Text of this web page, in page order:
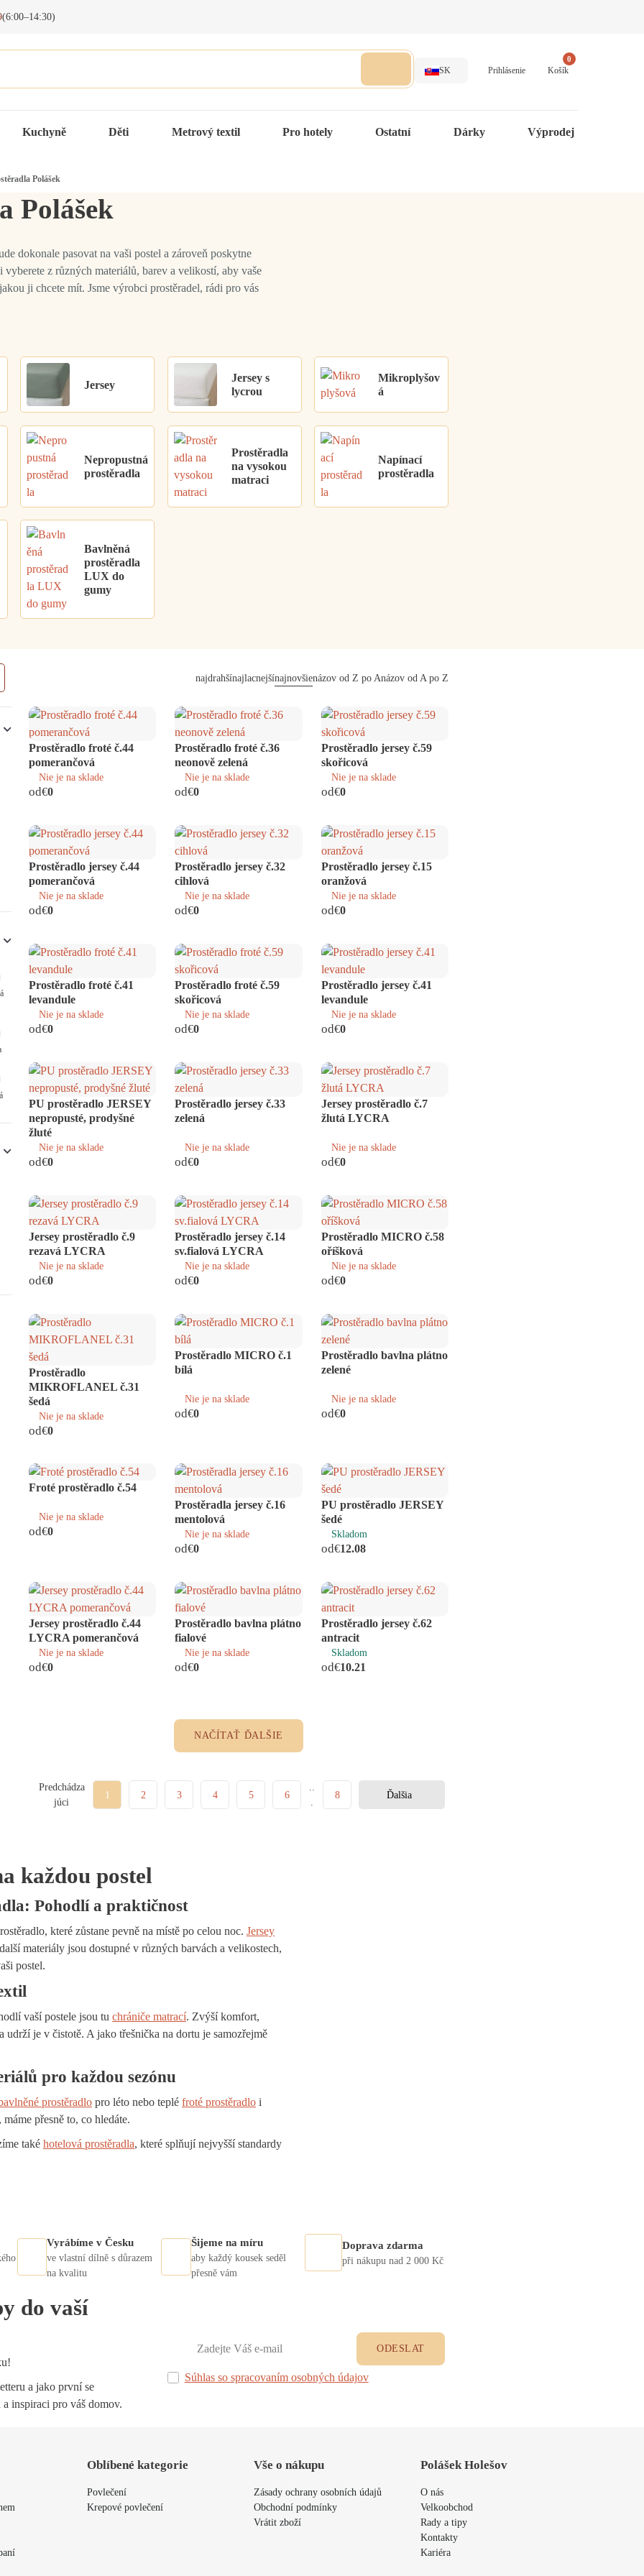
(6:00–14:30)
SK Prihlásenie
0
Košík
Kuchyně Děti Metrový textil Pro hotely Ostatní Dárky Výprodej
Polášek
Polášek
dokonale pasovat na vaši postel a zároveň poskytne
z různých materiálů, barev a velikostí, aby vaše
ji chcete mít. Jsme výrobci prostěradel, rádi pro vás
Jersey
Jersey s
lycrou
Mikroplyšov
á
Nepropustná
prostěradla
Prostěradla
na vysokou
matraci
Napínací
prostěradla
Bavlněná
prostěradla
LUX do
gumy
najdrahšínajlacnejšínajnovšienázov od Z po Anázov od A po Z
Prostěradlo froté č.44
pomerančová
Nie je na sklade
od€0
Prostěradlo froté č.36
neonově zelená
Nie je na sklade
od€0
Prostěradlo jersey č.59
skořicová
Nie je na sklade
od€0
Prostěradlo jersey č.44
pomerančová
Nie je na sklade
od€0
Prostěradlo jersey č.32
cihlová
Nie je na sklade
od€0
Prostěradlo jersey č.15
oranžová
Nie je na sklade
od€0
Prostěradlo froté č.41
levandule
Nie je na sklade
od€0
Prostěradlo froté č.59
skořicová
Nie je na sklade
od€0
Prostěradlo jersey č.41
levandule
Nie je na sklade
od€0
PU prostěradlo JERSEY
nepropusté, prodyšné
žluté
Nie je na sklade
od€0
Prostěradlo jersey č.33
zelená
Nie je na sklade
od€0
Jersey prostěradlo č.7
žlutá LYCRA
Nie je na sklade
od€0
Jersey prostěradlo č.9
rezavá LYCRA
Nie je na sklade
od€0
Prostěradlo jersey č.14
sv.fialová LYCRA
Nie je na sklade
od€0
Prostěradlo MICRO č.58
oříšková
Nie je na sklade
od€0
Prostěradlo
MIKROFLANEL č.31
šedá
Nie je na sklade
od€0
Prostěradlo MICRO č.1
bílá
Nie je na sklade
od€0
Prostěradlo bavlna plátno
zelené
Nie je na sklade
od€0
Froté prostěradlo č.54
Nie je na sklade
od€0
Prostěradla jersey č.16
mentolová
Nie je na sklade
od€0
PU prostěradlo JERSEY
šedé
Skladom
od€12.08
Jersey prostěradlo č.44
LYCRA pomerančová
Nie je na sklade
od€0
Prostěradlo bavlna plátno
fialové
Nie je na sklade
od€0
Prostěradlo jersey č.62
antracit
Skladom
od€10.21
NAČÍTAŤ ĎALŠIE
Predchádza
júci
1 2 3 4 5 6 8 Ďalšia
každou postel
Pohodlí a praktičnost
které zůstane pevně na místě po celou noc. Jersey
materiály jsou dostupné v různých barvách a velikostech,
postel.
vaší postele jsou tu chrániče matrací. Zvýší komfort,
udrží je v čistotě. A jako třešnička na dortu je samozřejmě
pro každou sezónu
prostěradlo pro léto nebo teplé froté prostěradlo i
přesně to, co hledáte.
také hotelová prostěradla, které splňují nejvyšší standardy
Vyrábíme v Česku
ve vlastní dílně s důrazem
na kvalitu
Šijeme na míru
aby každý kousek seděl
přesně vám
Doprava zdarma
při nákupu nad 2 000 Kč
do vaší
a jako první se
inspiraci pro váš domov.
Súhlas so spracovaním osobných údajov
ODESLAT
Oblíbené kategorie
Povlečení
Krepové povlečení
Vše o nákupu
Zásady ochrany osobních údajů
Obchodní podmínky
Vrátit zboží
Polášek Holešov
O nás
Velkoobchod
Rady a tipy
Kontakty
Kariéra